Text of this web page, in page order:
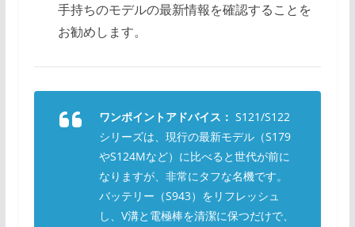
手持ちのモデルの最新情報を確認することを
お勧めします。
ワンポイントアドバイス： S121/S122
シリーズは、現行の最新モデル（S179
やS124Mなど）に比べると世代が前に
なりますが、非常にタフな名機です。
バッテリー（S943）をリフレッシュ
し、V溝と電極棒を清潔に保つだけで、